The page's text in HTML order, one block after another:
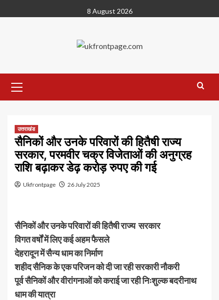
to
8 August 2026
Menu
उत्तराखंड
सैनिकों और उनके परिवारों की हितैषी राज्य
सरकार, परमवीर चक्र विजेताओं की अनुग्रह
राशि बढ़ाकर डेढ़ करोड़ रुपए की गई
Ukfrontpage 26 July 2025
सैनिकों और उनके परिवारों की हितैषी राज्य सरकार
विगत वर्षों में लिए कई अहम फैसले
देहरादून में सैन्य धाम का निर्माण
शहीद सैनिक के एक परिजन को दी जा रही सरकारी नौकरी
पूर्व सैनिकों और वीरांगनाओं को कराई जा रही निःशुल्क बदरीनाथ
धाम की यात्रा